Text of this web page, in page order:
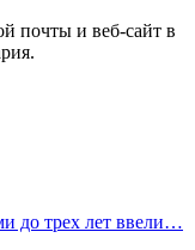
почты и веб-сайт в
до трех лет ввели…